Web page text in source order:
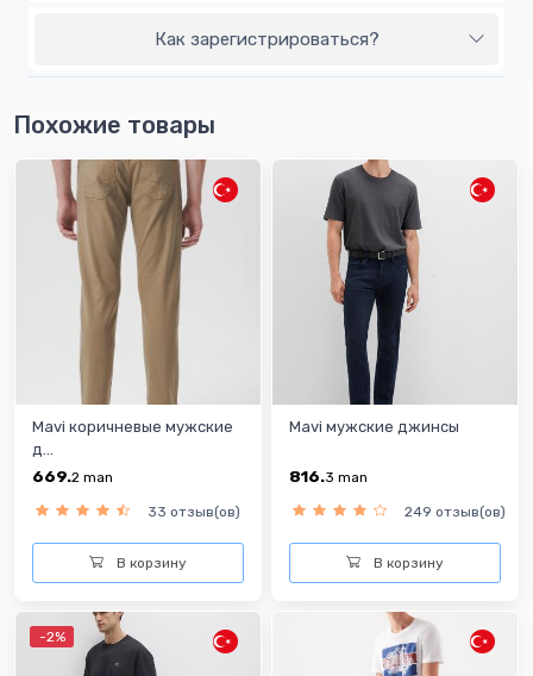
Как зарегистрироваться?
Похожие товары
Mavi коричневые мужские
д...
669.2 man
33 отзыв(ов)
В корзину
Mavi мужские джинсы
816.3 man
249 отзыв(ов)
В корзину
-2%